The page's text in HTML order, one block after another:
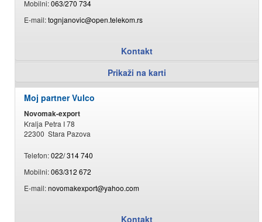
Mobilni:063/270 734
E-mail:tognjanovic@open.telekom.rs
Kontakt
Prikaži na karti
Moj partner Vulco
Novomak-export
Kralja Petra I 78
22300 Stara Pazova
Telefon:022/ 314 740
Mobilni:063/312 672
E-mail:novomakexport@yahoo.com
Kontakt